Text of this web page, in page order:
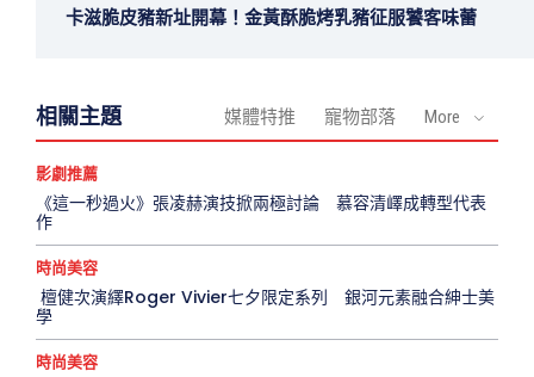
卡滋脆皮豬新址開幕！金黃酥脆烤乳豬征服饕客味蕾
相關主題 媒體特推 寵物部落 More
影劇推薦
《這一秒過火》張凌赫演技掀兩極討論 慕容清嶧成轉型代表
作
時尚美容
檀健次演繹Roger Vivier七夕限定系列 銀河元素融合紳士美
學
時尚美容